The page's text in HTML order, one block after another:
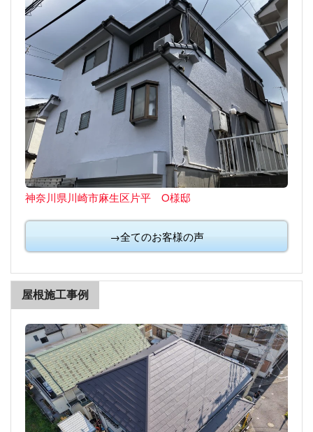
神奈川県川崎市麻生区片平 O様邸
→全てのお客様の声
屋根施工事例